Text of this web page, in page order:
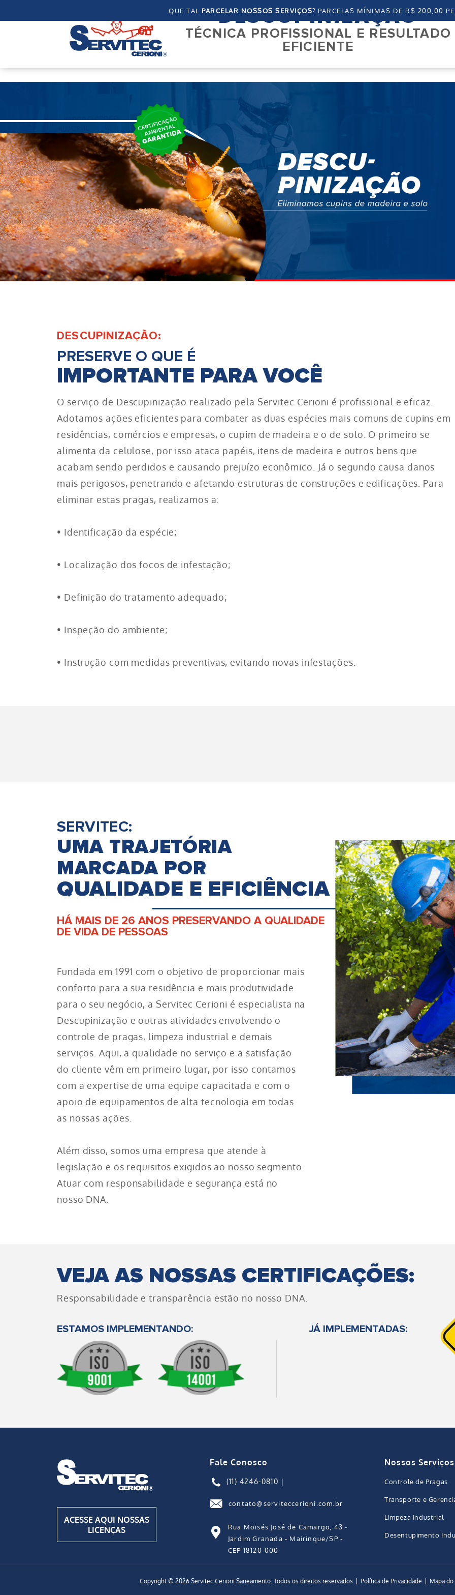
QUE TAL PARCELAR NOSSOS SERVIÇOS? PARCELAS MÍNIMAS DE R$ 200,00
DESCUPINIZAÇÃO
TÉCNICA PROFISSIONAL E RESULTADO
EFICIENTE
DESCUPINIZAÇÃO:
PRESERVE O QUE É
IMPORTANTE PARA VOCÊ
O serviço de Descupinização realizado pela Servitec Cerioni é profissional e eficaz.
Adotamos ações eficientes para combater as duas espécies mais comuns de cupins em
residências, comércios e empresas, o cupim de madeira e o de solo. O primeiro se
alimenta da celulose, por isso ataca papéis, itens de madeira e outros bens que
acabam sendo perdidos e causando prejuízo econômico. Já o segundo causa danos
mais perigosos, penetrando e afetando estruturas de construções e edificações. Para
eliminar estas pragas, realizamos a:
• Identificação da espécie;
• Localização dos focos de infestação;
• Definição do tratamento adequado;
• Inspeção do ambiente;
• Instrução com medidas preventivas, evitando novas infestações.
SERVITEC:
UMA TRAJETÓRIA
MARCADA POR
QUALIDADE E EFICIÊNCIA
HÁ MAIS DE 26 ANOS PRESERVANDO A QUALIDADE
DE VIDA DE PESSOAS
Fundada em 1991 com o objetivo de proporcionar mais
conforto para a sua residência e mais produtividade
para o seu negócio, a Servitec Cerioni é especialista na
Descupinização e outras atividades envolvendo o
controle de pragas, limpeza industrial e demais
serviços. Aqui, a qualidade no serviço e a satisfação
do cliente vêm em primeiro lugar, por isso contamos
com a expertise de uma equipe capacitada e com o
apoio de equipamentos de alta tecnologia em todas
as nossas ações.
Além disso, somos uma empresa que atende à
legislação e os requisitos exigidos ao nosso segmento.
Atuar com responsabilidade e segurança está no
nosso DNA.
VEJA AS NOSSAS CERTIFICAÇÕES:
Responsabilidade e transparência estão no nosso DNA.
ESTAMOS IMPLEMENTANDO: JÁ IMPLEMENTADAS:
ACESSE AQUI NOSSAS
LICENÇAS
Fale Conosco
(11) 4246-0810 |
contato@serviteccerioni.com.br
Rua Moisés José de Camargo, 43 -
Jardim Granada - Mairinque/SP -
CEP 18120-000
Nossos Serviços
Controle de Pragas
Transporte e
Limpeza Industrial
Desentupimento
Copyright © 2026 Servitec Cerioni Saneamento. Todos os direitos reservados Política de Privacidade Mapa do